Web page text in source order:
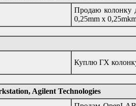
Продаю колонку
0,25mm x
Куплю ГХ
Agilent Technologies